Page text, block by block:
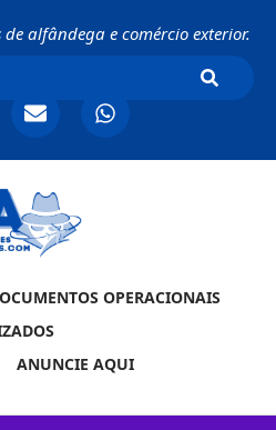
alfândega e comércio exterior.
OPERACIONAIS
ANUNCIE AQUI